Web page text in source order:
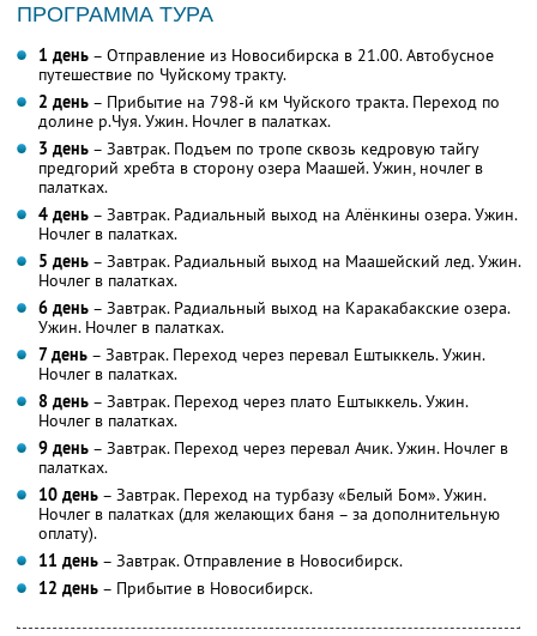
ПРОГРАММА ТУРА
1 день – Отправление из Новосибирска в 21.00. Автобусное
путешествие по Чуйскому тракту.
2 день – Прибытие на 798-й км Чуйского тракта. Переход по
долине р.Чуя. Ужин. Ночлег в палатках.
3 день – Завтрак. Подъем по тропе сквозь кедровую тайгу
предгорий хребта в сторону озера Маашей. Ужин, ночлег в
палатках.
4 день – Завтрак. Радиальный выход на Алёнкины озера. Ужин.
Ночлег в палатках.
5 день – Завтрак. Радиальный выход на Маашейский лед. Ужин.
Ночлег в палатках.
6 день – Завтрак. Радиальный выход на Каракабакские озера.
Ужин. Ночлег в палатках.
7 день – Завтрак. Переход через перевал Ештыккель. Ужин.
Ночлег в палатках.
8 день – Завтрак. Переход через плато Ештыккель. Ужин.
Ночлег в палатках.
9 день – Завтрак. Переход через перевал Ачик. Ужин. Ночлег в
палатках.
10 день – Завтрак. Переход на турбазу «Белый Бом». Ужин.
Ночлег в палатках (для желающих баня – за дополнительную
оплату).
11 день – Завтрак. Отправление в Новосибирск.
12 день – Прибытие в Новосибирск.